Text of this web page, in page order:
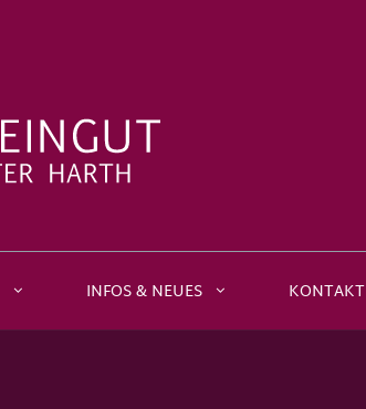
INFOS & NEUES KONTAKT